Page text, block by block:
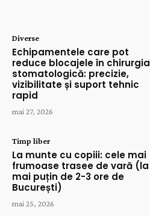
Diverse
Echipamentele care pot
reduce blocajele în chirurgia
stomatologică: precizie,
vizibilitate și suport tehnic
rapid
mai 27, 2026
Timp liber
La munte cu copiii: cele mai
frumoase trasee de vară (la
mai puțin de 2-3 ore de
București)
mai 25, 2026